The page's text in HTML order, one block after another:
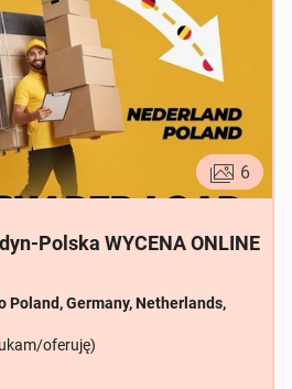
6
Polska WYCENA ONLINE
Poland, Germany, Netherlands,
oferuję)